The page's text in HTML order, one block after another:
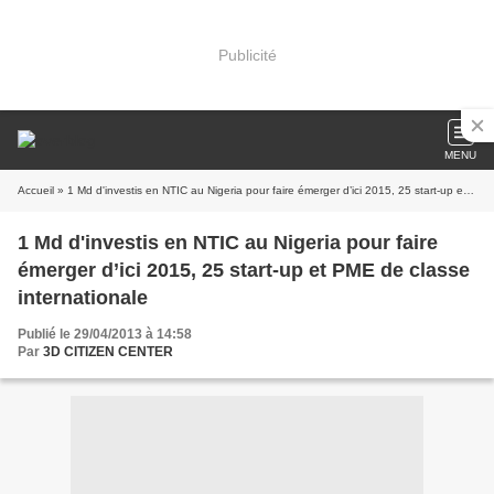
Publicité
MENU
Accueil » 1 Md d'investis en NTIC au Nigeria pour faire émerger d’ici 2015, 25 start-up et PME de classe internationale
1 Md d'investis en NTIC au Nigeria pour faire
émerger d’ici 2015, 25 start-up et PME de classe
internationale
Publié le 29/04/2013 à 14:58
Par 3D CITIZEN CENTER